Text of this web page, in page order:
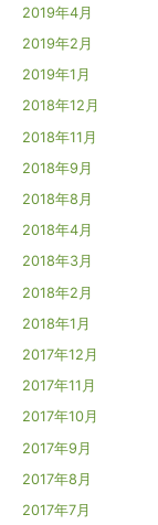
2019年4月
2019年2月
2019年1月
2018年12月
2018年11月
2018年9月
2018年8月
2018年4月
2018年3月
2018年2月
2018年1月
2017年12月
2017年11月
2017年10月
2017年9月
2017年8月
2017年7月